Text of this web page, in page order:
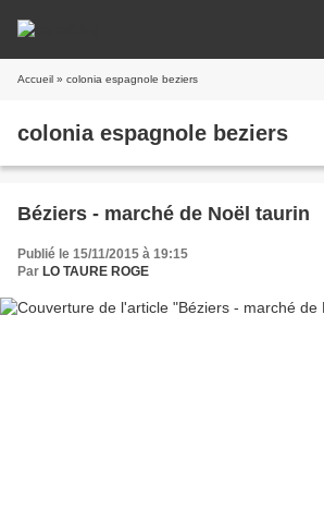
Accueil » colonia espagnole beziers
colonia espagnole beziers
Béziers - marché de Noël taurin
Publié le 15/11/2015 à 19:15
Par LO TAURE ROGE